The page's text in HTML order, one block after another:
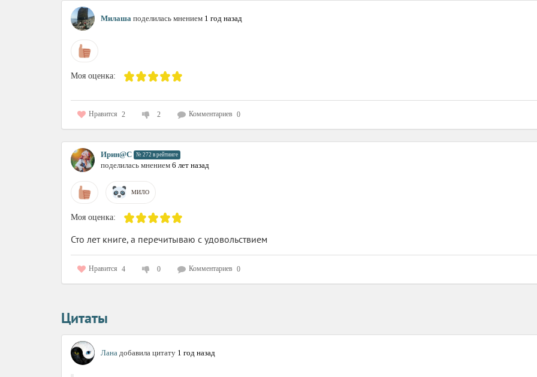
Милаша поделилась мнением 1 год назад
Моя оценка:
Нравится 2 2 Комментариев 0
Ирин@C № 272 в рейтинге
поделилась мнением 6 лет назад
МИЛО
Моя оценка:
Сто лет книге, а перечитываю с удовольствием
Нравится 4 0 Комментариев 0
Цитаты
Лана добавила цитату 1 год назад